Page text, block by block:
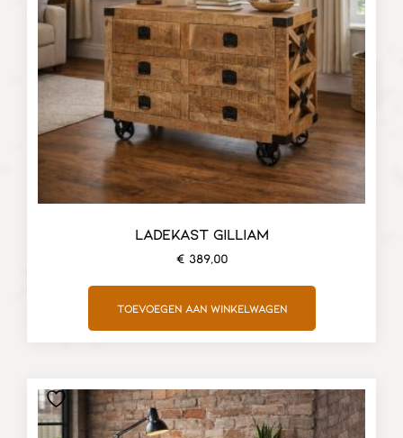
LADEKAST GILLIAM
€389,00
Toevoegen aan winkelwagen